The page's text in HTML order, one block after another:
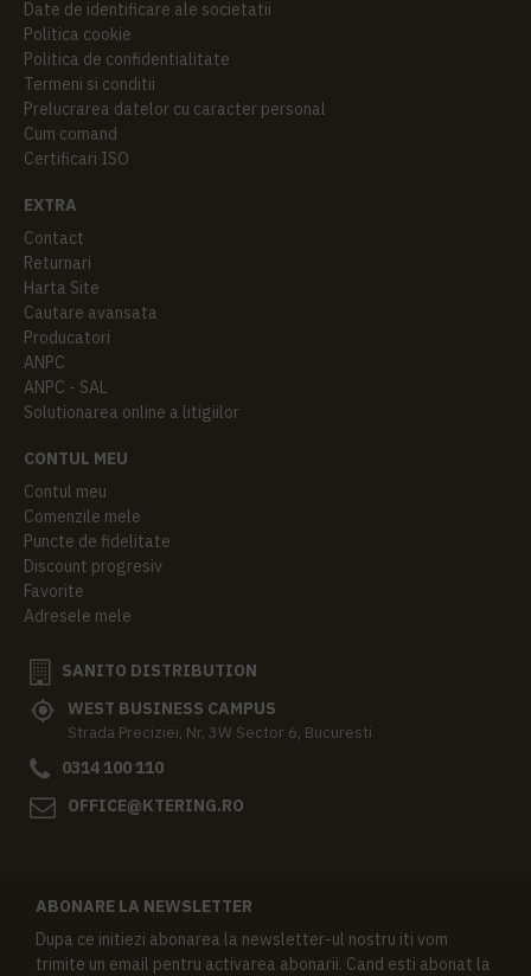
Date de identificare ale societatii
Politica cookie
Politica de confidentialitate
Termeni si conditii
Prelucrarea datelor cu caracter personal
Cum comand
Certificari ISO
EXTRA
Contact
Returnari
Harta Site
Cautare avansata
Producatori
ANPC
ANPC - SAL
Solutionarea online a litigiilor
CONTUL MEU
Contul meu
Comenzile mele
Puncte de fidelitate
Discount progresiv
Favorite
Adresele mele
SANITO DISTRIBUTION
WEST BUSINESS CAMPUS
Strada Preciziei, Nr, 3W Sector 6, Bucuresti
0314 100 110
OFFICE@KTERING.RO
ABONARE LA NEWSLETTER
Dupa ce initiezi abonarea la newsletter-ul nostru iti vom
trimite un email pentru activarea abonarii. Cand esti abonat la